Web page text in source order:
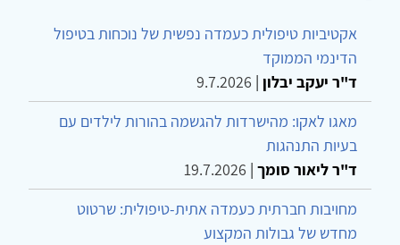
אקטיביות טיפולית כעמדה נפשית של נוכחות בטיפול
הדינמי הממוקד
ד"ר יעקב יבלון |
9.7.2026
מאגו לאקו: מהישרדות להגשמה בהורות לילדים עם
בעיות התנהגות
ד"ר ליאור סומך |
19.7.2026
מחויבות חברתית כעמדה אתית-טיפולית: שרטוט
מחדש של גבולות המקצוע